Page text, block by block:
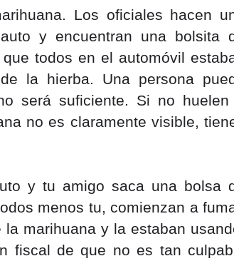
Los oficiales hacen
y encuentran una bolsita
todos en el automóvil
la hierba. Una persona
será suficiente. Si no
no es claramente visible,
y tu amigo saca una bolsa
menos tu, comienzan a
marihuana y la estaban
fiscal de que no es tan